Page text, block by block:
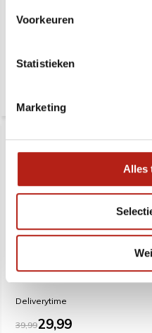
Voorkeuren
Statistieken
Marketing
Alles
109,95
zwaar - L
Deliverytime
39,9929,99